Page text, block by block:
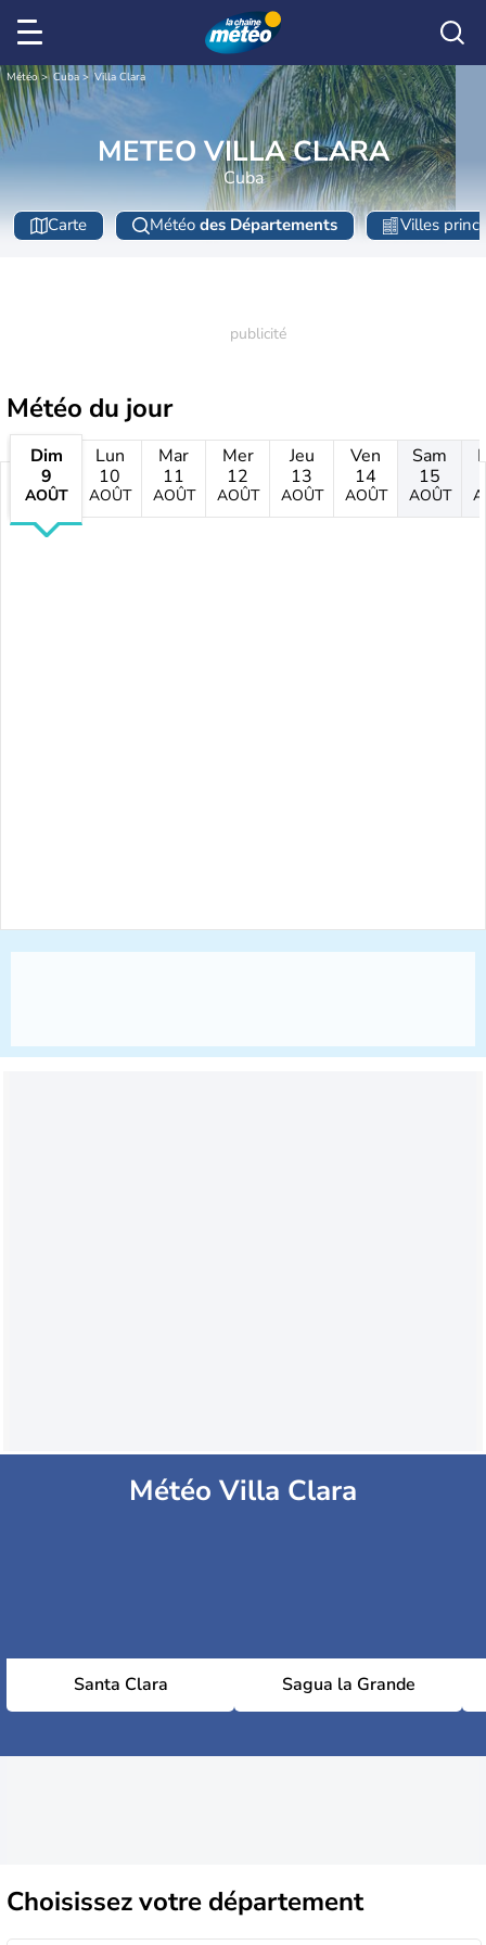
Météo Cuba Villa Clara
METEO VILLA CLARA
Cuba
Carte Météo des Départements Villes
Météo du jour
Dim
9
AOÛT
Lun
10
AOÛT
Mar
11
AOÛT
Mer
12
AOÛT
Jeu
13
AOÛT
Ven
14
AOÛT
Sam
15
AOÛT
Météo Villa Clara
Santa Clara Sagua la Grande
Choisissezvotre département